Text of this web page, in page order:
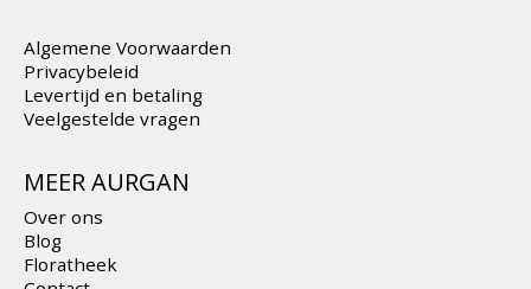
Algemene Voorwaarden
Privacybeleid
Levertijd en betaling
Veelgestelde vragen
MEER AURGAN
Over ons
Blog
Floratheek